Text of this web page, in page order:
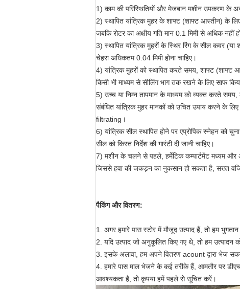
1) काम की परिस्थितियों और मेजबान मशीन उपकरण के
2) स्थापित यांत्रिक मुहर के शाफ्ट (शाफ्ट आस्तीन) के
जबकि रोटर का अक्षीय गति मान 0.1 मिमी से अधिक नहीं
3) स्थापित यांत्रिक मुहरों के स्थिर रिंग के सील कवर (या
चेहरा अधिकतम 0.04 मिमी होना चाहिए।
4) यांत्रिक मुहरों को स्थापित करते समय, शाफ्ट (शाफ्ट
किसी भी माध्यम से सीलिंग भाग तक रखने के लिए साफ
5) उच्च या निम्न तापमान के माध्यम को व्यक्त करते
संबंधित यांत्रिक मुहर मानकों को उचित उपाय करने के लिए
filtrating।
6) यांत्रिक सील स्थापित होने पर एप्रोपिक स्नेहन को
सील को किस्त निर्देश की गारंटी दी जानी चाहिए।
7) मशीन के चलने से पहले, हर्मेटिक कम्पार्टमेंट मध्यम और
जिससे हवा की जकड़न का नुकसान हो सकता है, सख्त
पैकिंग और वितरण:
1. अगर हमारे पास स्टोर में मौजूद उत्पाद हैं, तो हम
2. यदि उत्पाद जो अनुकूलित किए गए थे, तो हम
3. इसके अलावा, हम अपने वितरण acount द्वारा भेज
4. हमारे पास माल भेजने के कई तरीके हैं, आमतौर पर
आवश्यकता है, तो कृपया हमें पहले से सूचित करें।